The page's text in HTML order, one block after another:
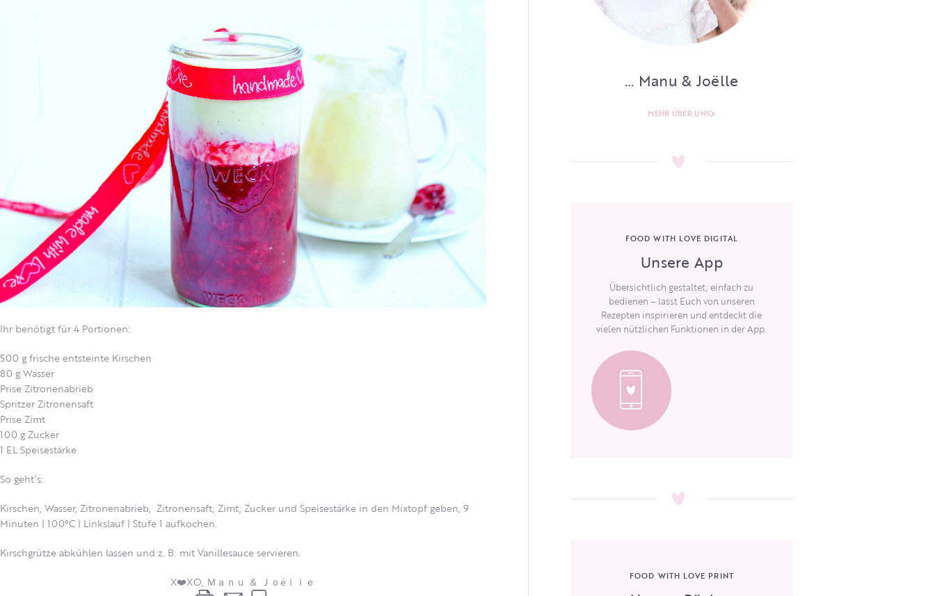
Ihr benötigt für 4 Portionen:
500 g frische entsteinte Kirschen
80 g Wasser
Prise Zitronenabrieb
Spritzer Zitronensaft
Prise Zimt
100 g Zucker
1 EL Speisestärke
So geht´s:
Kirschen, Wasser, Zitronenabrieb, Zitronensaft, Zimt, Zucker und Speisestärke in den Mixtopf geben, 9
Minuten | 100°C | Linkslauf | Stufe 1 aufkochen.
Kirschgrütze abkühlen lassen und z. B. mit Vanillesauce servieren.
X❤️XO, Ｍａｎｕ ＆ Ｊｏëｌｌｅ
… Manu & Joëlle
MEHR ÜBER UNS
FOOD WITH LOVE DIGITAL
Unsere App
Übersichtlich gestaltet, einfach zu
bedienen – lasst Euch von unseren
Rezepten inspirieren und entdeckt die
vielen nützlichen Funktionen in der App.
FOOD WITH LOVE PRINT